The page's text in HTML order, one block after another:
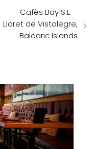
Cafès Bay S.L. -
Lloret de Vistalegre,
Balearic Islands